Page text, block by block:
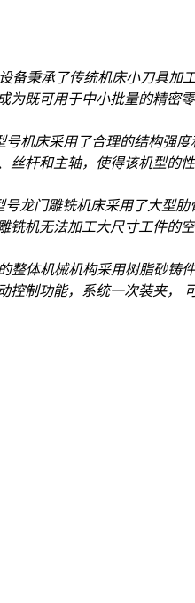
备秉承了传统机床小刀具加
为既可用于中小批量的精密
号机床采用了合理的结构强
丝杆和主轴，使得该机型的
号龙门雕铣机床采用了大型
铣机无法加工大尺寸工件的
整体机械机构采用树脂砂铸
控制功能，系统一次装夹，